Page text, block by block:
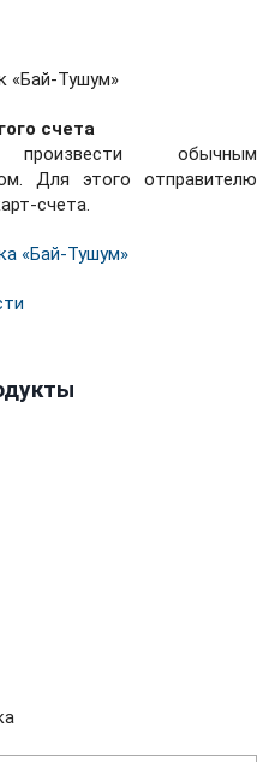
«Бай-Тушум»
счета
обычным
Для этого отправителю
счета.
«Бай-Тушум»